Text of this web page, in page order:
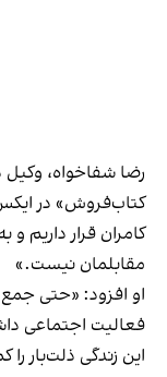
رضا شفاخواه،
کتاب‌فروش» در
کامران قرار
مقابلمان نیست.»
او افزود: «حتی
فعالیت اجتماعی
این زندگی ذلت‌بار